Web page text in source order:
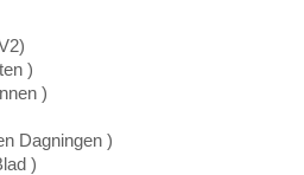
)
)
Dagningen )
)